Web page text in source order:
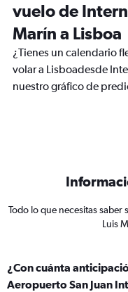
vuelo de
Marín a Lisboa
¿Tienes un calendario
volar a Lisboadesde
nuestro gráfico de
Todo lo que necesitas
Luis
¿Con cuánta
Aeropuerto San Juan